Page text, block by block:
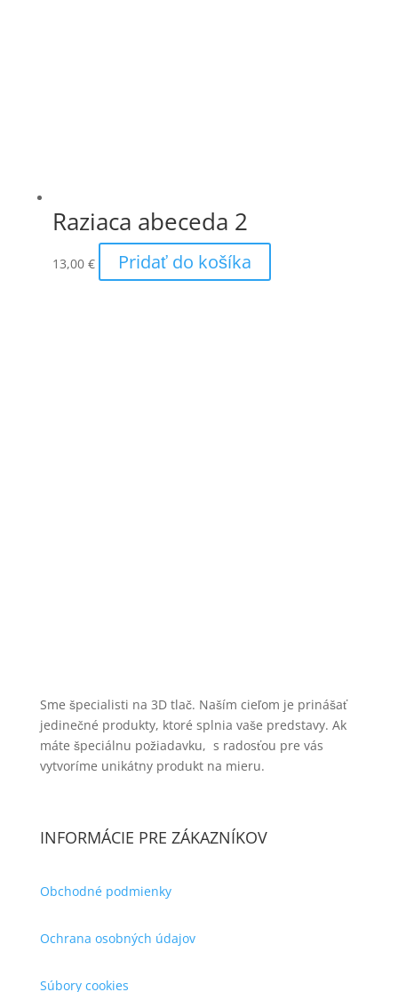
Raziaca abeceda 2
13,00 € Pridať do košíka
Sme špecialisti na 3D tlač. Naším cieľom je prinášať
jedinečné produkty, ktoré splnia vaše predstavy. Ak
máte špeciálnu požiadavku, s radosťou pre vás
vytvoríme unikátny produkt na mieru.
INFORMÁCIE PRE ZÁKAZNÍKOV
Obchodné podmienky
Ochrana osobných údajov
Súbory cookies